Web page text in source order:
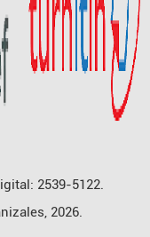
2539-5122.
2026.